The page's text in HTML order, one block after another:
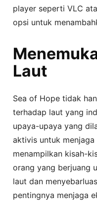
player seperti VLC
opsi untuk
Laut
Sea of Hope tidak
terhadap laut yang
upaya-upaya yang
aktivis untuk
menampilkan kisah-
orang yang berjuang
laut dan
pentingnya menjaga